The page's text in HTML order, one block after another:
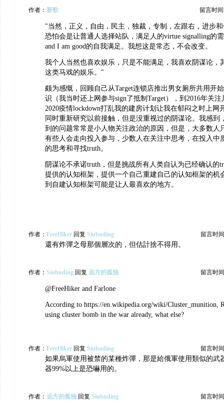
作者： 新歌 留言时间
"当然，正义，自由，民主，独裁，专制，左跟右，进步
恐怕会是让普通人选择站队，满足人的virtue signalling的
and I am good的自我满足。我想这是常态，不会改变。
我个人当然也喜欢娱乐，只是不能满足，我喜欢阴谋论，
这类马戏的娱乐。"
颇为感慨，回顾自己从Target连锁店推出男女厕所共用开
识（我当时还上网参与sign了抵制Target），到2016年关
2020疫情lockdown打乱我的建房计划让我在郁闷之时上网
同时重新研究以前接触，但是没重视过的阴谋论。我感到
到的问题常常是小人物关注政治的原因，但是，大多数人
有些人会走向投入参与，少数人在关注中思考，在投入中
的思考和寻找truth。
阴谋论不承诺truth，但是挑战所有人类自认为已经确认的
提供的认知框架，提供一个自己重建自己的认知框架的机
到自建认知框架可能是让人最喜欢的地方。
作者： FreeHiker 回复 Siubuding 留言时
還有炸彈之母那個層次的，但估計捨不得用。
作者： Siubuding 回复 远方的孤独 留言时
@FreeHiker and Farlone
According to https://en.wikipedia.org/wiki/Cluster_munition,
using cluster bomb in the war already, what else?
作者： FreeHiker 回复 Siubuding 留言时
如果烏軍使用被禁的某種炸彈，那是給俄軍使用類似的武
器99%以上是恐嚇用的。
作者： 远方的孤独 回复 Siubuding 留言时